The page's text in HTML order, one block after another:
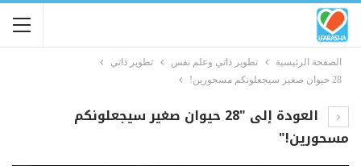
الصفحة الرئيسية تطوير ذاتي وعلم نفس
تطوير ذاتي
28 حيوان صغير سيجعلونكم مسحورين!
العودة إلى "28 حيوان صغير سيجعلونكم
مسحورين!"